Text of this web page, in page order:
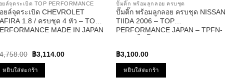
ยล์จุดระเบิด TOP PERFORMANCE
ยล์จุดระเบิด CHEVROLET
1.8 / ครบชุด 4 หัว – TOP
MADE IN JAPAN
4,758.00
Original
was:
฿4,758.00.
฿3,114.00Current
หยิบใส่ตะกร้า
ปั๊มติ๊ก พร้อมลูกลอย ครบชุด
ปั๊มติ๊ก พร้อมลูกลอย ครบชุด NISSAN
TIIDA 2006 – TOP
PERFORMANCE JAPAN – TPFN-
฿3,100.00
หยิบใส่ตะกร้า